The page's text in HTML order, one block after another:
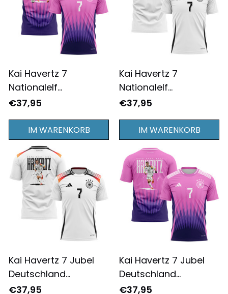
Kai Havertz 7
Nationalelf
Deutschland
2024/25
Auswärtstrikot T-shirt
Komplettdruck - Rosa
€37,95
IM WARENKORB
Kai Havertz 7
Nationalelf
Deutschland
2024/25 Heimtrikots
T-shirt Komplettdruck
- Weiß
€37,95
IM WARENKORB
Kai Havertz 7 Jubel
Deutschland
Nationalmannschaft
€37,95
Kai Havertz 7 Jubel
Deutschland
Nationalmannschaft
€37,95